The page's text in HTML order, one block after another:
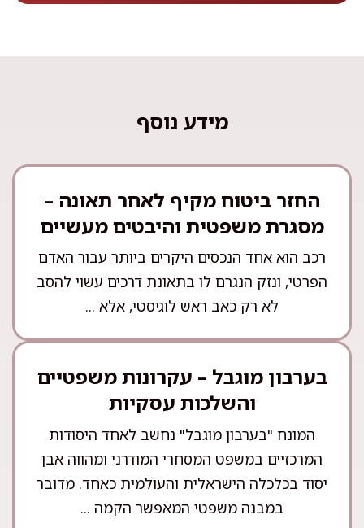
מידע נוסף
החזר ביטוח מקיף לאחר תאונה –
מסגרת משפטית והיבטים מעשיים
רכב הוא אחד הנכסים היקרים ביותר עבור האדם
הפרטי, ונזק הנגרם לו בתאונת דרכים עשוי להסב
לא רק כאב ראש לוגיסטי, אלא ...
בערבון מוגבל – עקרונות משפטיים
והשלכות עסקיות
המונח "בערבון מוגבל" נחשב לאחד היסודות
המרכזיים במשפט המסחרי המודרני ומהווה אבן
יסוד בכלכלה הישראלית והעולמית כאחד. מדובר
במבנה משפטי המאפשר הקמה ...